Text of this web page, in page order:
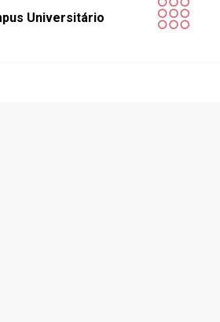
Universitário